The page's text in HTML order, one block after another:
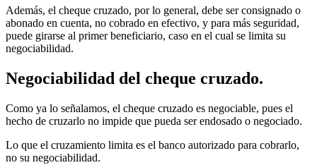
Además, el cheque cruzado, por lo general, debe ser consignado o
abonado en cuenta, no cobrado en efectivo, y para más seguridad,
puede girarse al primer beneficiario, caso en el cual se limita su
negociabilidad.
Negociabilidad del cheque cruzado.
Como ya lo señalamos, el cheque cruzado es negociable, pues el
hecho de cruzarlo no impide que pueda ser endosado o negociado.
Lo que el cruzamiento limita es el banco autorizado para cobrarlo,
no su negociabilidad.